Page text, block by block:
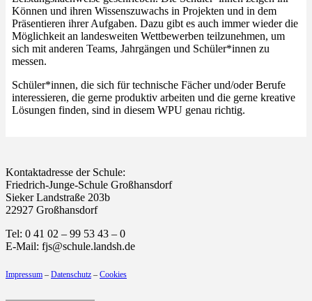
Können und ihren Wissenszuwachs in Projekten und in dem
Präsentieren ihrer Aufgaben. Dazu gibt es auch immer wieder die
Möglichkeit an landesweiten Wettbewerben teilzunehmen, um
sich mit anderen Teams, Jahrgängen und Schüler*innen zu
messen.
Schüler*innen, die sich für technische Fächer und/oder Berufe
interessieren, die gerne produktiv arbeiten und die gerne kreative
Lösungen finden, sind in diesem WPU genau richtig.
Kontaktadresse der Schule:
Friedrich-Junge-Schule Großhansdorf
Sieker Landstraße 203b
22927 Großhansdorf
Tel: 0 41 02 – 99 53 43 – 0
E-Mail: fjs@schule.landsh.de
Impressum – Datenschutz – Cookies